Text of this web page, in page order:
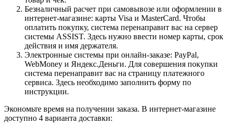
Безналичный расчет при самовывозе или оформлении в
интернет-магазине: карты Visa и MasterCard. Чтобы
оплатить покупку, система перенаправит вас на сервер
системы ASSIST. Здесь нужно ввести номер карты, срок
действия и имя держателя.
Электронные системы при онлайн-заказе: PayPal,
WebMoney и Яндекс.Деньги. Для совершения покупки
система перенаправит вас на страницу платежного
сервиса. Здесь необходимо заполнить форму по
инструкции.
Экономьте время на получении заказа. В интернет-магазине
доступно 4 варианта доставки: